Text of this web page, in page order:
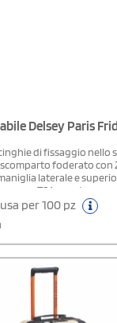
Delsey Paris
di fissaggio nello
foderato con
laterale e
con TSA, apertura con
doppie ruote. In ABS
per 100 pz